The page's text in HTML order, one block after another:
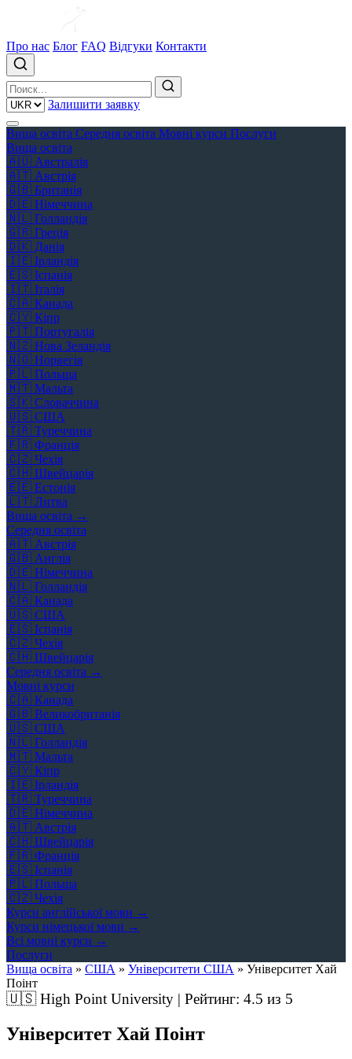
Про нас Блог FAQ Відгуки Контакти
Залишити заявку
Вища освіта Середня освіта Мовні курси Послуги
Вища освіта
🇦🇺 Австралія
🇦🇹 Австрія
🇬🇧 Британія
🇩🇪 Німеччина
🇳🇱 Голландія
🇬🇷 Греція
🇩🇰 Данія
🇮🇪 Ірландія
🇪🇸 Іспанія
🇮🇹 Італія
🇨🇦 Канада
🇨🇾 Кіпр
🇵🇹 Португалія
🇳🇿 Нова Зеландія
🇳🇴 Норвегія
🇵🇱 Польща
🇲🇹 Мальта
🇸🇰 Словаччина
🇺🇸 США
🇹🇷 Туреччина
🇫🇷 Франція
🇨🇿 Чехія
🇨🇭 Швейцарія
🇪🇪 Естонія
🇱🇹 Литва
Вища освіта →
Середня освіта
🇦🇹 Австрія
🇬🇧 Англія
🇩🇪 Німеччина
🇳🇱 Голландія
🇨🇦 Канада
🇺🇸 США
🇪🇸 Іспанія
🇨🇿 Чехія
🇨🇭 Швейцарія
Середня освіта →
Мовні курси
🇨🇦 Канада
🇬🇧 Великобританія
🇺🇸 США
🇳🇱 Голландія
🇲🇹 Мальта
🇨🇾 Кіпр
🇮🇪 Ірландія
🇹🇷 Туреччина
🇩🇪 Німеччина
🇦🇹 Австрія
🇨🇭 Швейцарія
🇫🇷 Франція
🇪🇸 Іспанія
🇵🇱 Польща
🇨🇿 Чехія
Курси англійської мови →
Курси німецької мови →
Всі мовні курси →
Послуги
Вища освіта » США » Університети США » Університет Хай
Поінт
🇺🇸High Point University | Рейтинг: 4.5 из 5
Університет Хай Поінт